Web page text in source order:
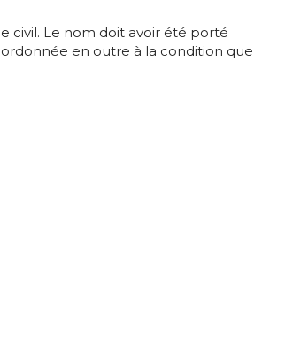
civil. Le nom doit avoir été porté
en outre à la condition que